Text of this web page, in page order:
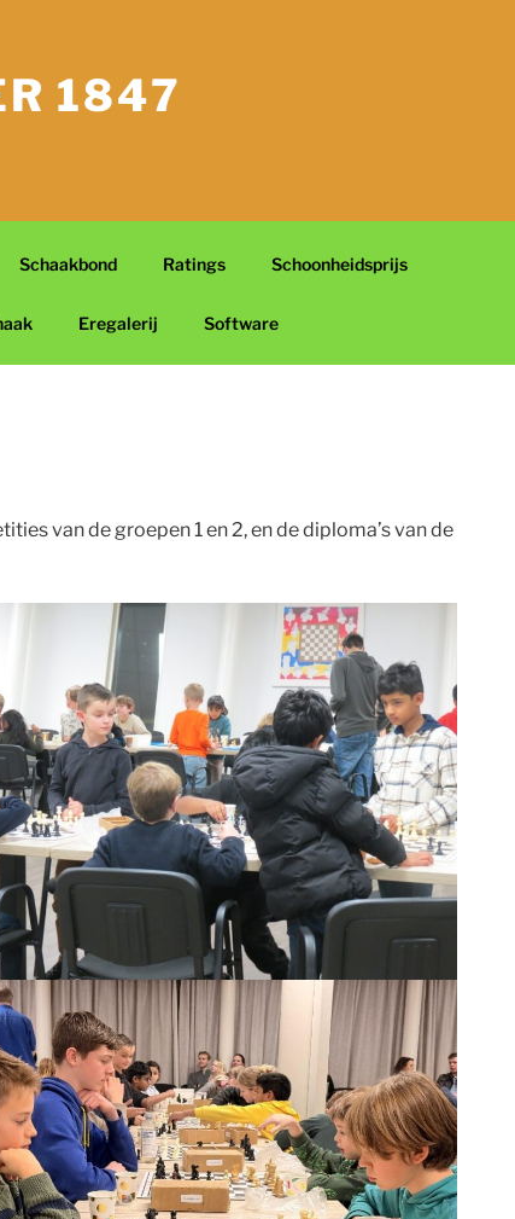
1847
Schaakbond Ratings Schoonheidsprijs
Eregalerij Software
van de groepen 1 en 2, en de diploma’s van de